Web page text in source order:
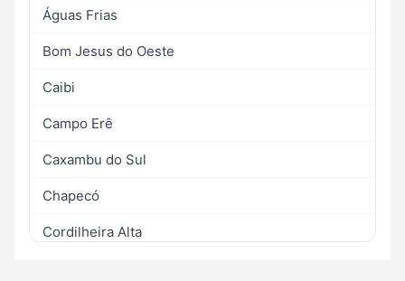
Águas Frias
Bom Jesus do Oeste
Caibi
Campo Erê
Caxambu do Sul
Chapecó
Cordilheira Alta